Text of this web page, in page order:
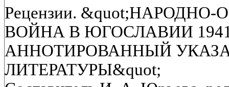
Рецензии.
ВОЙНА В ЮГОСЛАВИИ 1941-
АННОТИРОВАННЫЙ
ЛИТЕРАТУРЫ&quot;